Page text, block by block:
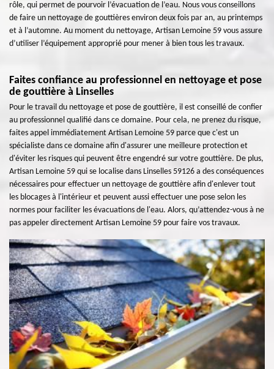
rôle, qui permet de pourvoir l’évacuation de l’eau. Nous vous conseillons
de faire un nettoyage de gouttières environ deux fois par an, au printemps
et à l’automne. Au moment du nettoyage, Artisan Lemoine 59 vous assure
d’utiliser l’équipement approprié pour mener à bien tous les travaux.
Faites confiance au professionnel en nettoyage et pose
de gouttière à Linselles
Pour le travail du nettoyage et pose de gouttière, il est conseillé de confier
au professionnel qualifié dans ce domaine. Pour cela, ne prenez du risque,
faites appel immédiatement Artisan Lemoine 59 parce que c'est un
spécialiste dans ce domaine afin d'assurer une meilleure protection et
d'éviter les risques qui peuvent être engendré sur votre gouttière. De plus,
Artisan Lemoine 59 qui se localise dans Linselles 59126 a des conséquences
nécessaires pour effectuer un nettoyage de gouttière afin d'enlever tout
les blocages à l'intérieur et peuvent aussi effectuer une pose selon les
normes pour faciliter les évacuations de l'eau. Alors, qu’attendez-vous à ne
pas appeler directement Artisan Lemoine 59 pour faire vos travaux.